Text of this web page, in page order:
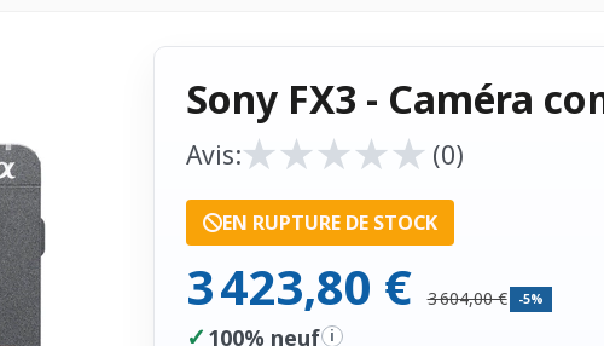
Sony FX3 - Caméra
Avis:★
★★
★★
★★
★★
★ (0)
EN RUPTURE DE STOCK
3 423,80 € 3 604,00 € -5%
✓ 100% neuf i